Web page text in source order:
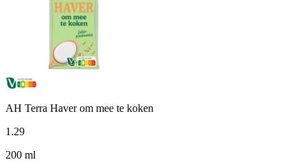
AH Terra Haver om mee te koken
1 .29
200 ml